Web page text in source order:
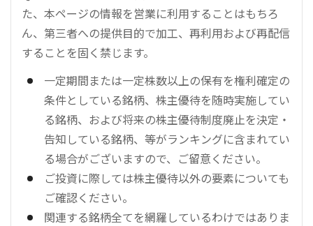
た、本ページの情報を営業に利用することはもちろ
ん、第三者への提供目的で加工、再利用および再配信
することを固く禁じます。
一定期間または一定株数以上の保有を権利確定の
条件としている銘柄、株主優待を随時実施してい
る銘柄、および将来の株主優待制度廃止を決定・
告知している銘柄、等がランキングに含まれてい
る場合がございますので、ご留意ください。
ご投資に際しては株主優待以外の要素についても
ご確認ください。
関連する銘柄全てを網羅しているわけではありま